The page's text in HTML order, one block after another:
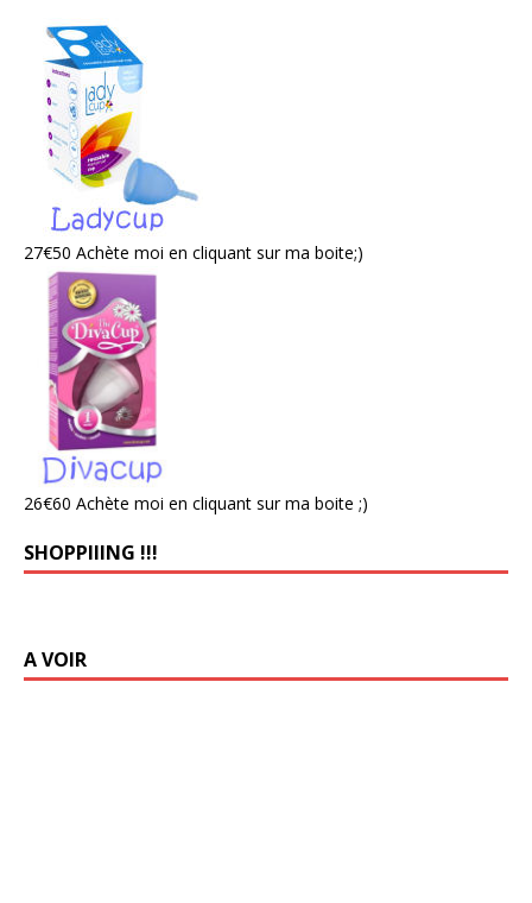
27€50 Achète moi en cliquant sur ma boite;)
26€60 Achète moi en cliquant sur ma boite ;)
SHOPPIIING !!!
A VOIR